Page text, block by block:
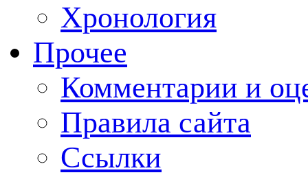
Хронология
Прочее
Комментарии и
Правила сайта
Ссылки